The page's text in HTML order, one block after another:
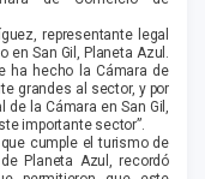
representante legal
San Gil, Planeta Azul.
ha hecho la Cámara de
grandes al sector, y por
la Cámara en San Gil,
importante sector”.
cumple el turismo de
Planeta Azul, recordó